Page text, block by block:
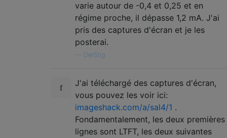
varie autour de -0,4 et 0,25 et en
régime proche, il dépasse 1,2 mA. J'ai
pris des captures d'écran et je les
posterai.
DerStig
J'ai téléchargé des captures d'écran,
vous pouvez les voir ici:
imageshack.com/a/sal4/1 .
Fondamentalement, les deux premières
lignes sont LTFT, les deux suivantes